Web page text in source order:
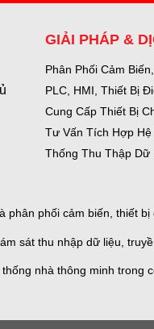
GIẢI PHÁP &
Phân Phối Cảm
PLC, HMI, Thiết Bị
Cung Cấp Thiết Bị
Tư Vấn Tích Hợp
Thống Thu Thập Dữ
phân phối cảm biến, thiết
sát thu nhập dữ liệu,
nhà thông minh trong